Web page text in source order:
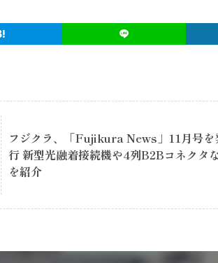
フジクラ、「Fujikura News」11月号を
行 新型光融着接続機や4列B2Bコネクタ
を紹介